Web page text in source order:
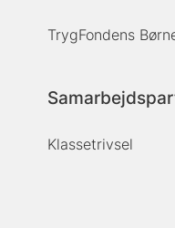
TrygFondens
Klassetrivsel